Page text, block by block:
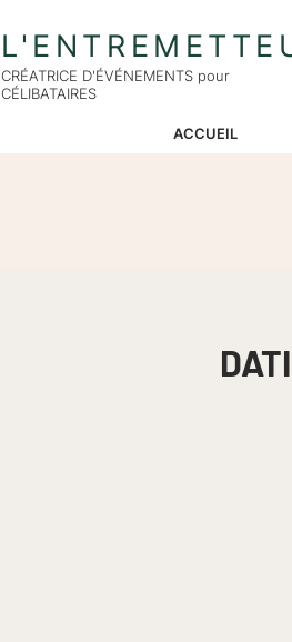
CRÉATRICE D'ÉVÉNEMENTS pour
CÉLIBATAIRES
ACCUEIL